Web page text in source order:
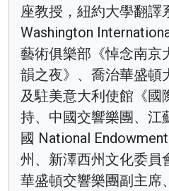
座教授，紐約大學翻譯
Washington
藝術俱樂部《悼念南京
韻之夜》、喬治華盛頓
及駐美意大利使館《國
持、中國交響樂團、江
國 National
州、新澤西州文化委員
華盛頓交響樂團副主席